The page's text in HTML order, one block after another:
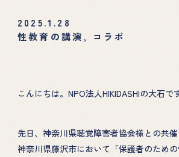
2025.1.28
性教育の講演, コラボ
こんにちは。NPO法人HIKIDASHIの大石で
先日、神奈川県聴覚障害者協会様との共催
神奈川県藤沢市において「保護者のため